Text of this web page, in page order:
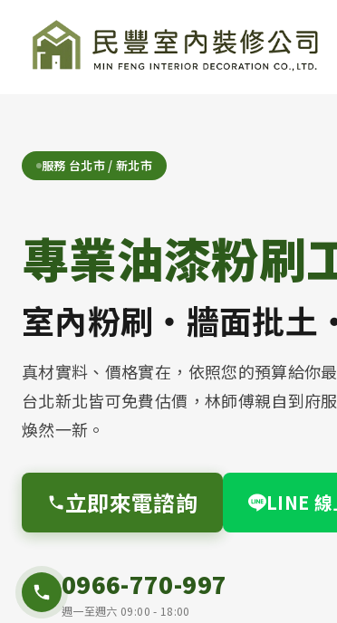
公司名稱
PAINTING SERVICE
服務 台北市 / 新北市
專業油漆粉刷
室內粉刷・牆面批土
真材實料、價格實在，依照您的預算給你
台北新北皆可免費估價，林師傅親自到府
煥然一新。
立即來電諮詢 LINE
0966-770-997
週一至週六 09:00 - 18:00